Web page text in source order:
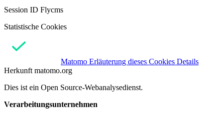
Session ID Flycms
Statistische Cookies
Matomo Erläuterung dieses Cookies Details
Herkunft matomo.org
Dies ist ein Open Source-Webanalysedienst.
Verarbeitungsunternehmen